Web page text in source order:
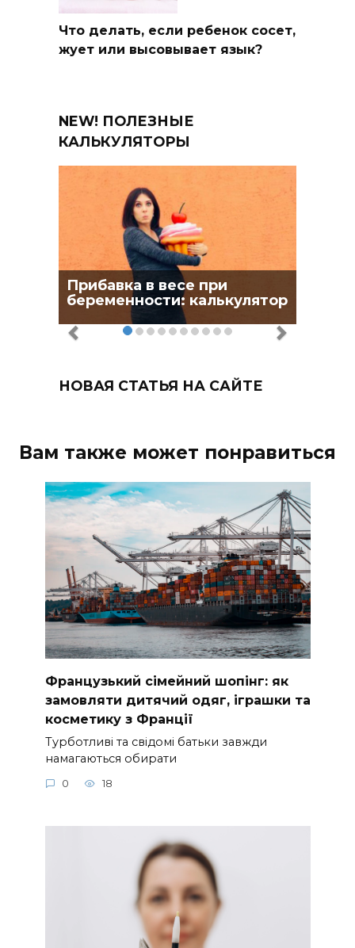
Что делать, если ребенок сосет,
жует или высовывает язык?
NEW! ПОЛЕЗНЫЕ
КАЛЬКУЛЯТОРЫ
Прибавка в весе при
беременности: калькулятор
НОВАЯ СТАТЬЯ НА САЙТЕ
Вам также может понравиться
Французький сімейний шопінг: як
замовляти дитячий одяг, іграшки та
косметику з Франції
Турботливі та свідомі батьки завжди
намагаються обирати
0 18